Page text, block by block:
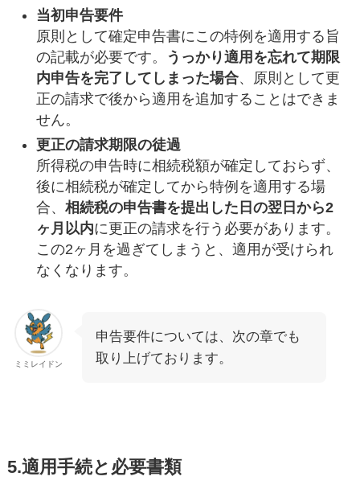
当初申告要件
原則として確定申告書にこの特例を適用する旨
の記載が必要です。
うっかり適用を忘れて期限
内申告を完了してしまった場合、原則として更
正の請求で後から適用を追加することはできま
せん。
更正の請求期限の徒過
所得税の申告時に相続税額が確定しておらず、
後に相続税が確定してから特例を適用する場
合、 相続税の申告書を提出した日の翌日から2
ヶ月以内に更正の請求を行う必要があります。
この2ヶ月を過ぎてしまうと、適用が受けられ
なくなります。
ミミレイドン
申告要件については、次の章でも
取り上げております。
5.適用手続と必要書類